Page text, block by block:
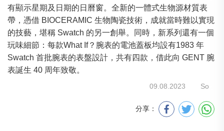
有顯示星期及日期的日曆窗。全新的一體式生物源材質表
帶，憑借 BIOCERAMIC 生物陶瓷技術，成就當時難以實現
的技藝，堪稱 Swatch 的另一創舉。同時，新系列還有一個
玩味細節：每款What If？腕表的電池蓋板均設有1983 年
Swatch 首批腕表的表盤設計，共有四款，借此向 GENT 腕
表誕生 40 周年致敬。
09.08.2023 So
分享：